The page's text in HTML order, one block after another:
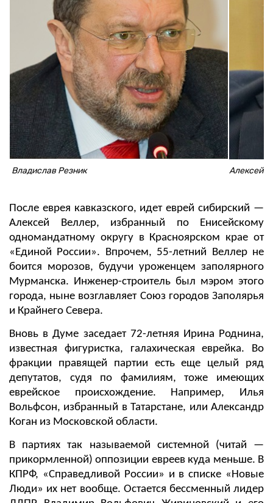
Владислав Резник Алексей
После еврея кавказского, идет еврей сибирский —
Алексей Веллер, избранный по Енисейскому
одномандатному округу в Красноярском крае от
«Единой России». Впрочем, 55-летний Веллер не
боится морозов, будучи уроженцем заполярного
Мурманска. Инженер-строитель был мэром этого
города, ныне возглавляет Союз городов Заполярья
и Крайнего Севера.
Вновь в Думе заседает 72-летняя Ирина Роднина,
известная фигуристка, галахическая еврейка. Во
фракции правящей партии есть еще целый ряд
депутатов, судя по фамилиям, тоже имеющих
еврейское происхождение. Например, Илья
Вольфсон, избранный в Татарстане, или Александр
Коган из Московской области.
В партиях так называемой системной (читай —
прикормленной) оппозиции евреев куда меньше. В
КПРФ, «Справедливой России» и в списке «Новые
Люди» их нет вообще. Остается бессменный лидер